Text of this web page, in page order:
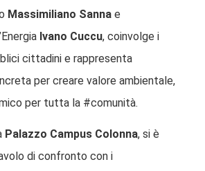
Massimiliano Sanna e
Ivano Cuccu, coinvolge i
cittadini e rappresenta
per creare valore ambientale,
per tutta la #comunità.
Palazzo Campus Colonna, si è
di confronto con i